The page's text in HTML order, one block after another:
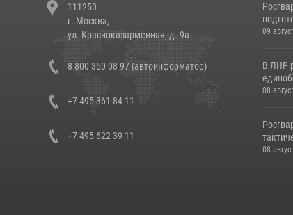
111250
г. Москва,
ул. Красноказарменная, д. 9а
8 800 350 08 97 (автоинформатор)
+7 495 361 84 11
+7 495 622 39 11
09
В ЛНР
08
08